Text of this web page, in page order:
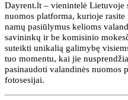
Dayrent.lt – vienintelė Lietuvoje
nuomos platforma, kurioje
namų pasiūlymus kelioms
savininkų ir be komisinio
suteikti unikalią galimybę
tuo momentu, kai jie
pasinaudoti valandinės nuomos
fotosesijai.